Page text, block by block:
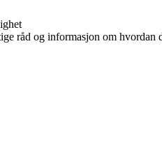
råd og informasjon om